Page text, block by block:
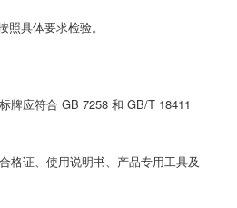
具体要求检验。
牌应符合 GB 7258 和 GB/T 18411
格证、使用说明书、产品专用工具及